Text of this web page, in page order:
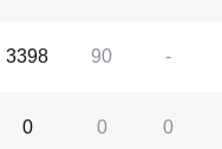
-
90
3398
0
0
0